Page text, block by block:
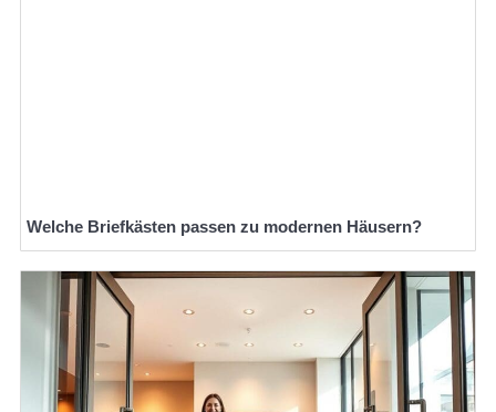
Welche Briefkästen passen zu modernen Häusern?